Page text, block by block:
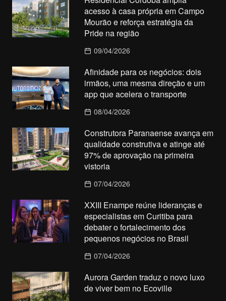
acesso à casa própria em Campo
Mourão e reforça estratégia da
Pride na região
09/04/2026
Afinidade para os negócios: dois
irmãos, uma mesma direção e um
app que acelera o transporte
08/04/2026
Construtora Paranaense avança em
qualidade construtiva e atinge até
97% de aprovação na primeira
vistoria
07/04/2026
XXIII Enampe reúne lideranças e
especialistas em Curitiba para
debater o fortalecimento dos
pequenos negócios no Brasil
07/04/2026
Aurora Garden traduz o novo luxo
de viver bem no Ecoville